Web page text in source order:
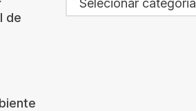
de
Selecionar categoria